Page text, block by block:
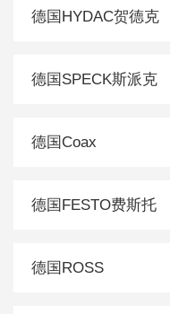
德国HYDAC贺德克
德国SPECK斯派克
德国Coax
德国FESTO费斯托
德国ROSS